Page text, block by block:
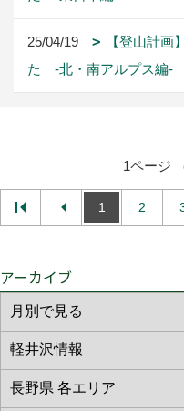
25/04/19
【登山計画
た -北・南アルプス編-
1ページ
1 2
アーカイブ